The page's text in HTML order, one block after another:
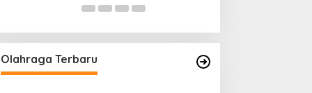
Olahraga Terbaru